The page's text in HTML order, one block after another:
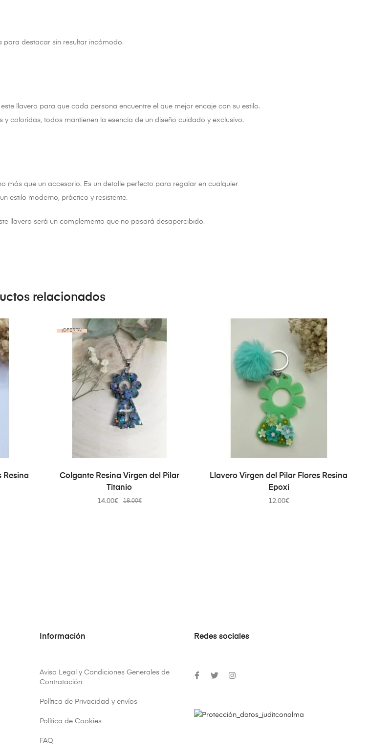
para destacar sin resultar incómodo.
llavero para que cada persona encuentre el que mejor encaje con su estilo.
coloridas, todos mantienen la esencia de un diseño cuidado y exclusivo.
más que un accesorio. Es un detalle perfecto para regalar en cualquier
estilo moderno, práctico y resistente.
llavero será un complemento que no pasará desapercibido.
relacionados
Resina
¡OFERTA!
AÑADIR AL CARRITO
Colgante Resina Virgen del Pilar
Titanio
18.00€
14.00€
AÑADIR AL CARRITO
Llavero Virgen del Pilar Flores Resina
Epoxi
12.00€
Información
Aviso Legal y Condiciones Generales de
Contratación
Política de Privacidad y envíos
Política de Cookies
FAQ
Redes sociales